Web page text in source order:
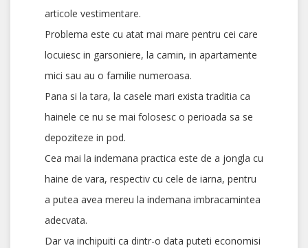
articole vestimentare.
Problema este cu atat mai mare pentru cei care
locuiesc in garsoniere, la camin, in apartamente
mici sau au o familie numeroasa.
Pana si la tara, la casele mari exista traditia ca
hainele ce nu se mai folosesc o perioada sa se
depoziteze in pod.
Cea mai la indemana practica este de a jongla cu
haine de vara, respectiv cu cele de iarna, pentru
a putea avea mereu la indemana imbracamintea
adecvata.
Dar va inchipuiti ca dintr-o data puteti economisi